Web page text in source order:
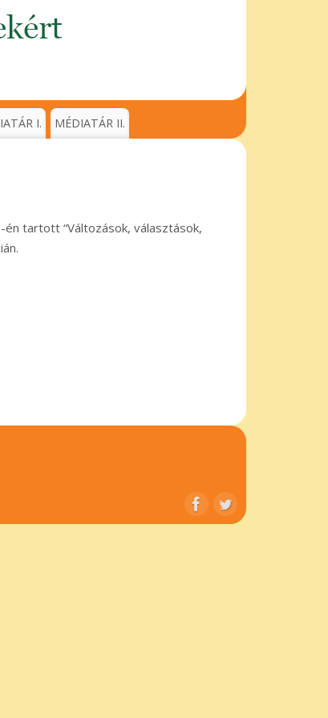
I. MÉDIATÁR II.
én tartott “Változások, választások,